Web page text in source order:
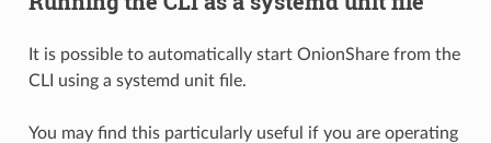
It is possible to automatically start OnionShare from the
CLI using a systemd unit file.
You may find this particularly useful if you are operating